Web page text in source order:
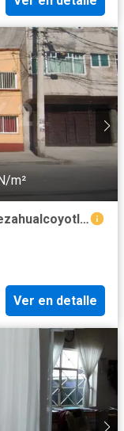
m²
Venta Edificio con Lofts La Perla Nezahualcoyotl 11316
Ver en detalle